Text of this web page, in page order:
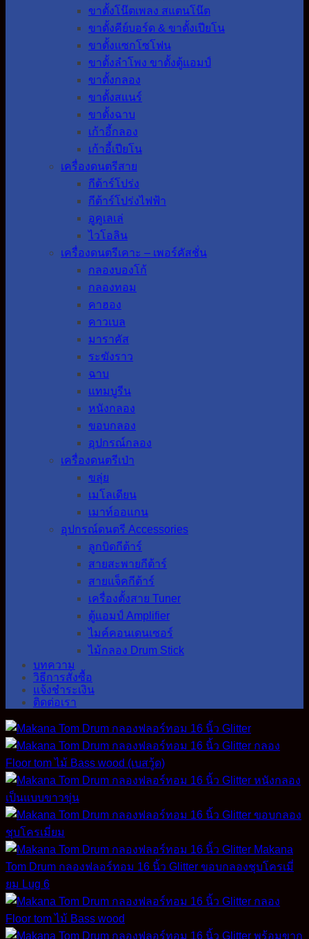
ขาตั้งโน๊ตเพลง สแตนโน๊ต
ขาตั้งคีย์บอร์ด & ขาตั้งเปียโน
ขาตั้งแซกโซโฟน
ขาตั้งลำโพง ขาตั้งตู้แอมป์
ขาตั้งกลอง
ขาตั้งสแนร์
ขาตั้งฉาบ
เก้าอี้กลอง
เก้าอี้เปียโน
เครื่องดนตรีสาย
กีต้าร์โปร่ง
กีต้าร์โปร่งไฟฟ้า
อูคูเลเล่
ไวโอลิน
เครื่องดนตรีเคาะ – เพอร์คัสชั่น
กลองบองโก้
กลองทอม
คาฮอง
คาวเบล
มาราคัส
ระฆังราว
ฉาบ
แทมบูรีน
หนังกลอง
ขอบกลอง
อุปกรณ์กลอง
เครื่องดนตรีเป่า
ขลุ่ย
เมโลเดียน
เมาท์ออแกน
อุปกรณ์ดนตรี Accessories
ลูกบิดกีต้าร์
สายสะพายกีต้าร์
สายแจ็คกีต้าร์
เครื่องตั้งสาย Tuner
ตู้แอมป์ Amplifier
ไมค์คอนเดนเซอร์
ไม้กลอง Drum Stick
บทความ
วิธีการสั่งซื้อ
แจ้งชำระเงิน
ติดต่อเรา